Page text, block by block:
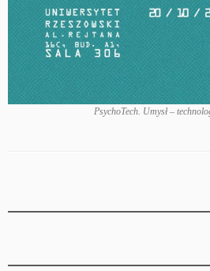
PsychoTech. Umysł –